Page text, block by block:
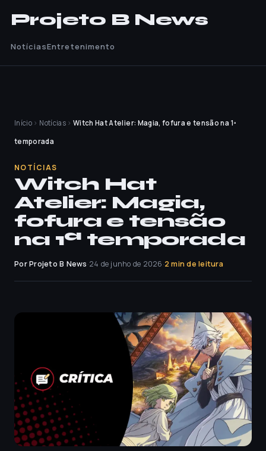
Projeto B News
NotíciasEntretenimento
Início › Notícias › Witch Hat Atelier: Magia, fofura e tensão na 1ª
temporada
NOTÍCIAS
Witch Hat
Atelier: Magia,
fofura e tensão
na 1ª temporada
Por Projeto B News·24 de junho de 2026·2 min de leitura